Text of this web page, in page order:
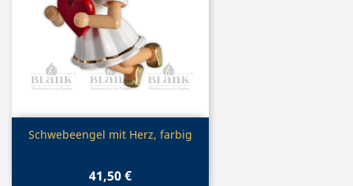
Vorschau
Schwebeengel mit Herz, farbig
41,50 €